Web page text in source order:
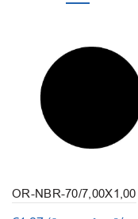
OR-NBR-70/7,00X1,00
(συσκευασία 50τμ.)